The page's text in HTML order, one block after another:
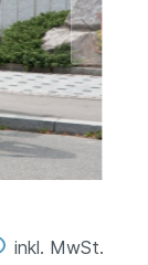
inkl. MwSt.